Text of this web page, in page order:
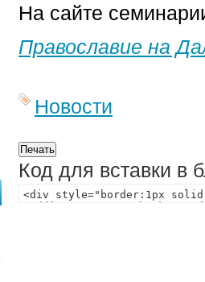
На сайте
Православие на
Новости
Код для вставки в